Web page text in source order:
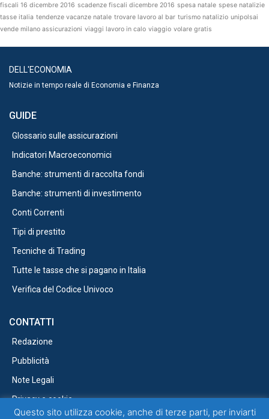
fiscali 16 dicembre 2016 scadenze fiscali dicembre 2016 spesa natale spese natalizie
tasse italia tendenze vacanze natale trovare lavoro al bar turismo natalizio unipolsai
vende milano assicurazioni viaggi lavoro in calo viaggio volare gratis
DELL'ECONOMIA
Notizie in tempo reale di Economia e Finanza
GUIDE
Glossario sulle assicurazioni
Indicatori Macroeconomici
Banche: strumenti di raccolta fondi
Banche: strumenti di investimento
Conti Correnti
Tipi di prestito
Tecniche di Trading
Tutte le tasse che si pagano in Italia
Verifica del Codice Univoco
CONTATTI
Redazione
Pubblicità
Note Legali
Privacy e cookie
Questo sito utilizza cookie, anche di terze parti, per inviarti